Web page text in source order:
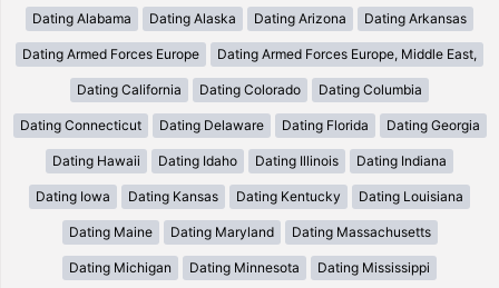
Dating Alabama Dating Alaska Dating Arizona Dating Arkansas
Dating Armed Forces Europe Dating Armed Forces Europe, Middle East,
Dating California Dating Colorado Dating Columbia
Dating Connecticut Dating Delaware Dating Florida Dating Georgia
Dating Hawaii Dating Idaho Dating Illinois Dating Indiana
Dating Iowa Dating Kansas Dating Kentucky Dating Louisiana
Dating Maine Dating Maryland Dating Massachusetts
Dating Michigan Dating Minnesota Dating Mississippi